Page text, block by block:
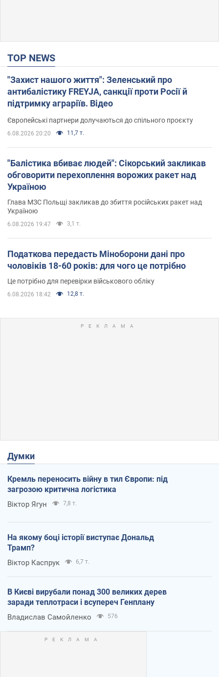
TOP NEWS
"Захист нашого життя": Зеленський про
антибалістику FREYJA, санкції проти Росії й
підтримку аграріїв. Відео
Європейські партнери долучаються до спільного проєкту
6.08.2026 20:20 11,7 т.
"Балістика вбиває людей": Сікорський закликав
обговорити перехоплення ворожих ракет над
Україною
Глава МЗС Польщі закликав до збиття російських ракет над
Україною
6.08.2026 19:47 3,1 т.
Податкова передасть Міноборони дані про
чоловіків 18-60 років: для чого це потрібно
Це потрібно для перевірки військового обліку
6.08.2026 18:42 12,8 т.
Думки
Кремль переносить війну в тил Європи: під
загрозою критична логістика
Віктор Ягун 7,8 т.
На якому боці історії виступає Дональд
Трамп?
Віктор Каспрук 6,7 т.
В Києві вирубали понад 300 великих дерев
заради теплотраси і всупереч Генплану
Владислав Самойленко 576